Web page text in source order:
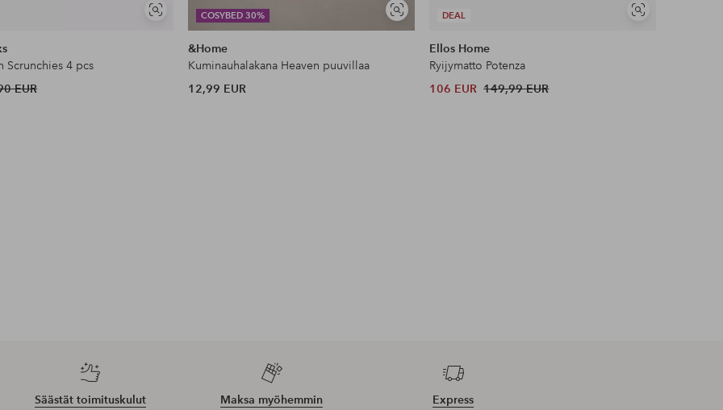
Näytä
samankaltaisia
Scrunchies 4 pcs
EUR
COSYBED 30%
Näytä
samankaltaisia
&Home
Kuminauhalakana Heaven puuvillaa
12,99 EUR
DEAL
Näytä
Ellos Home
Ryijymatto Potenza
106 EUR 149,99 EUR
Säästät toimituskulut Maksa myöhemmin Express